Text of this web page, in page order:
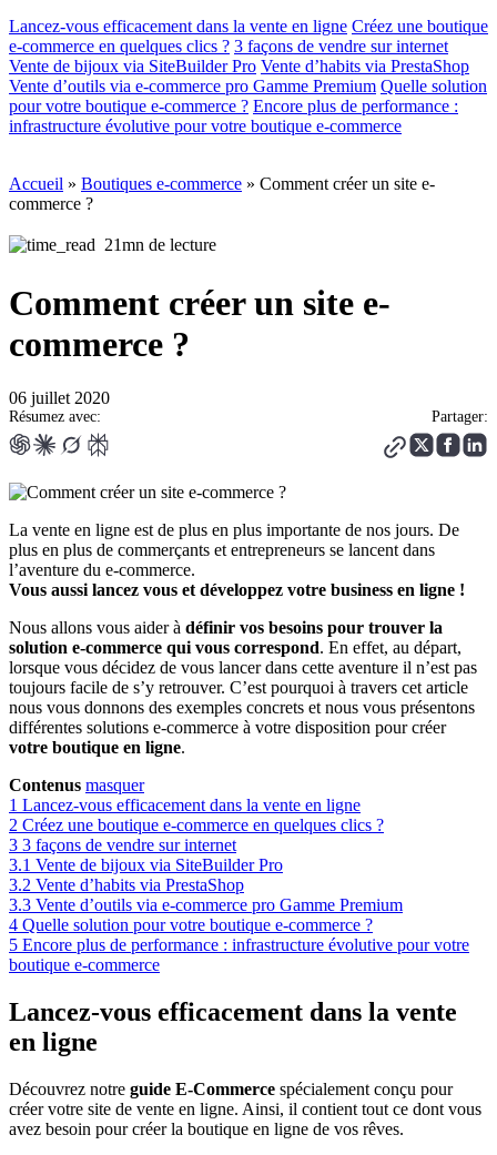
Lancez-vous efficacement dans la vente en ligne Créez une boutique
e-commerce en quelques clics ? 3 façons de vendre sur internet
Vente de bijoux via SiteBuilder Pro Vente d’habits via PrestaShop
Vente d’outils via e-commerce pro Gamme Premium Quelle solution
pour votre boutique e-commerce ? Encore plus de performance :
infrastructure évolutive pour votre boutique e-commerce
Accueil » Boutiques e-commerce » Comment créer un site e-
commerce ?
21mn de lecture
Comment créer un site e-
commerce ?
06 juillet 2020
Résumez avec: Partager:
La vente en ligne est de plus en plus importante de nos jours. De
plus en plus de commerçants et entrepreneurs se lancent dans
l’aventure du e-commerce.
Vous aussi lancez vous et développez votre business en ligne !
Nous allons vous aider à définir vos besoins pour trouver la
solution e-commerce qui vous correspond. En effet, au départ,
lorsque vous décidez de vous lancer dans cette aventure il n’est pas
toujours facile de s’y retrouver. C’est pourquoi à travers cet article
nous vous donnons des exemples concrets et nous vous présentons
différentes solutions e-commerce à votre disposition pour créer
votre boutique en ligne.
Contenus masquer
1 Lancez-vous efficacement dans la vente en ligne
2 Créez une boutique e-commerce en quelques clics ?
3 3 façons de vendre sur internet
3.1 Vente de bijoux via SiteBuilder Pro
3.2 Vente d’habits via PrestaShop
3.3 Vente d’outils via e-commerce pro Gamme Premium
4 Quelle solution pour votre boutique e-commerce ?
5 Encore plus de performance : infrastructure évolutive pour votre
boutique e-commerce
Lancez-vous efficacement dans la vente
en ligne
Découvrez notre guide E-Commerce spécialement conçu pour
créer votre site de vente en ligne. Ainsi, il contient tout ce dont vous
avez besoin pour créer la boutique en ligne de vos rêves.